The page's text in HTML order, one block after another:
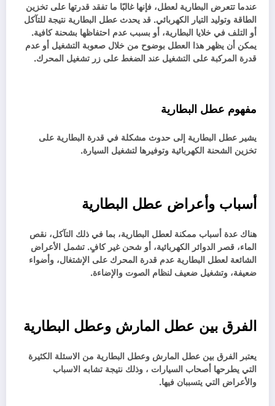
عندما تتعرض البطارية لعطل، فإنها غالبًا ما تفقد قدرتها على تخزين
الطاقة وتوليد التيار الكهربائي. قد يحدث عطل البطارية نتيجة للتآكل
أو التلف في خلايا البطارية، أو بسبب عدم احتفاظها بشحنة كافية.
يمكن أن يظهر هذا العطل بوضوح من خلال صعوبة التشغيل أو عدم
قدرة المركبة على التشغيل عند الضغط على زر تشغيل المحرك.
مفهوم عطل البطارية
يشير عطل البطارية إلى حدوث مشكلة في قدرة البطارية على
تخزين الشحنة الكهربائية وتوفيرها لتشغيل السيارة.
أسباب وأعراض عطل البطارية
هناك عدة أسباب ممكنة لعطل البطارية، بما في ذلك التآكل، نقص
الماء، قصر الدوائر الكهربائية، أو شحن غير كافٍ. تشمل الأعراض
الشائعة لعطل البطارية عدم قدرة المحرك على الإشتغال، وأضواء
ضعيفة، وتشغيل ضعيف لنظام الصوت والإضاءة.
الفرق بين عطل المارش وعطل البطارية
يعتبر الفرق بين عطل المارش وعطل البطارية من الاسئلة الكثيرة
التي يطرحها أصحاب السيارات ، وذلك نتيجة تشابه الاسباب
والأعراض التي يتسببان فيها.